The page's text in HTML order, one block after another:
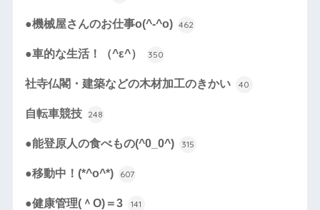
●機械屋さんのお仕事o(^-^o) 462
●車的な生活！（^ε^） 350
社寺仏閣・建築などの木材加工のきかい 40
自転車競技 248
●能登原人の食べもの(^0_0^) 315
●移動中！(*^o^*) 607
●健康管理(＾O)＝3 141